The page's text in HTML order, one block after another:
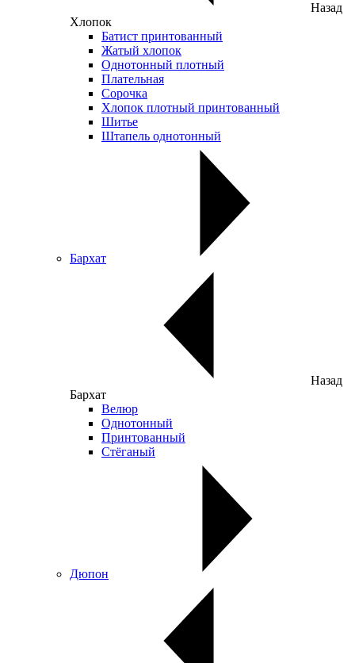
Назад
Хлопок
Батист принтованный
Жатый хлопок
Однотонный плотный
Плательная
Сорочка
Хлопок плотный принтованный
Шитье
Штапель однотонный
Бархат
Назад
Бархат
Велюр
Однотонный
Принтованный
Стёганый
Дюпон